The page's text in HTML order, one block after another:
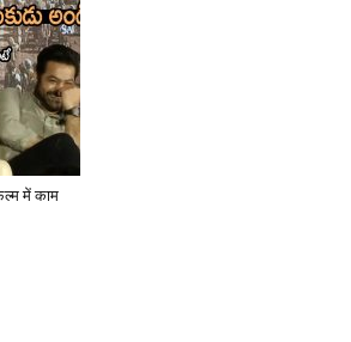
में काम